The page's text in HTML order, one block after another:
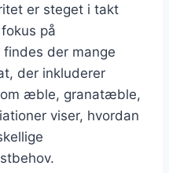
er steget i takt
på
der mange
der inkluderer
æble, granatæble,
viser, hvordan